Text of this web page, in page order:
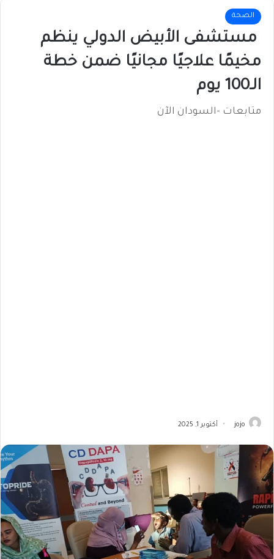
الصحة
مستشفى الأبيض الدولي ينظم
مخيمًا علاجيًا مجانيًا ضمن خطة
الـ100 يوم
متابعات -السودان الآن
jojo أكتوبر 1, 2025